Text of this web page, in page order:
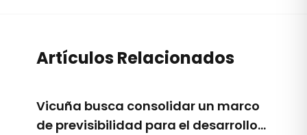
Artículos Relacionados
Vicuña busca consolidar un marco
de previsibilidad para el desarrollo